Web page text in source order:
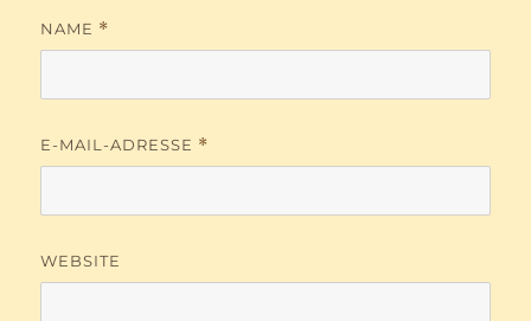
NAME *
E-MAIL-ADRESSE *
WEBSITE